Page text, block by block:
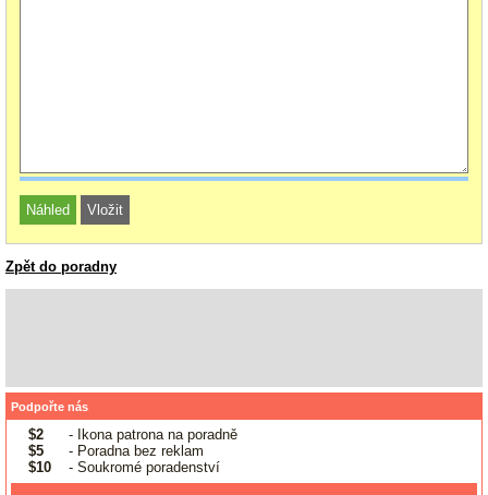
Zpět do poradny
Podpořte nás
$2
- Ikona patrona na poradně
$5
- Poradna bez reklam
$10
- Soukromé poradenství